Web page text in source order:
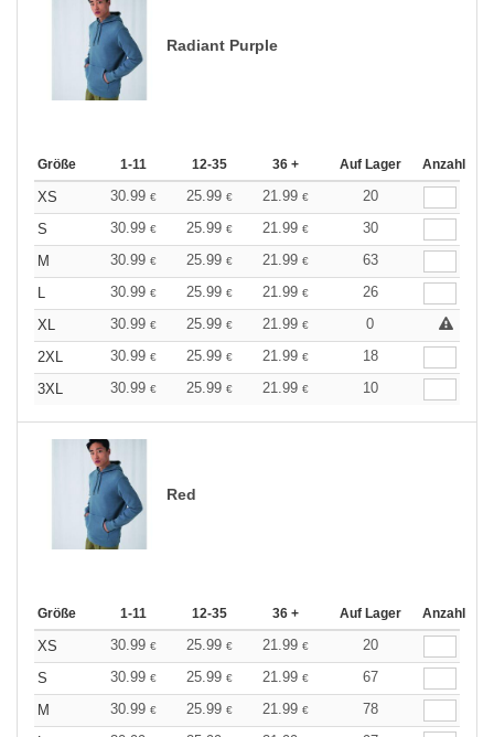
Radiant Purple
Größe 1-11 12-35 36 + Auf Lager Anzahl
XS 30.99 € 25.99 € 21.99 €
20
S
30.99 € 25.99 € 21.99 €
30
M
30.99 € 25.99 € 21.99 €
63
L
30.99 € 25.99 € 21.99 €
26
XL
30.99 € 25.99 € 21.99 €
0
2XL
30.99 € 25.99 € 21.99 €
18
3XL
30.99 € 25.99 € 21.99 € 10
Red
Größe 1-11 12-35 36 + Auf Lager Anzahl
XS 30.99 € 25.99 € 21.99 €
20
S
30.99 € 25.99 € 21.99 €
67
M
30.99 € 25.99 € 21.99 €
78